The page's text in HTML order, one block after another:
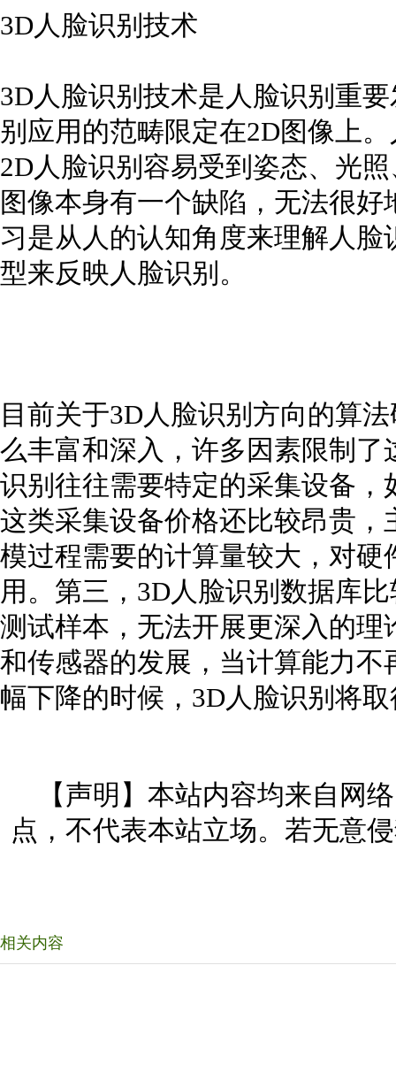
3D人脸识别技术
3D人脸识别技术是人脸识别重
别应用的范畴限定在2D图像上
2D人脸识别容易受到姿态、光
图像本身有一个缺陷，无法很
习是从人的认知角度来理解人
型来反映人脸识别。
目前关于3D人脸识别方向的算
么丰富和深入，许多因素限制
识别往往需要特定的采集设备
这类采集设备价格还比较昂贵
模过程需要的计算量较大，对
用。第三，3D人脸识别数据库
测试样本，无法开展更深入的
和传感器的发展，当计算能力
幅下降的时候，3D人脸识别将
【声明】本站内容均来自网
点，不代表本站立场。若无意
相关内容